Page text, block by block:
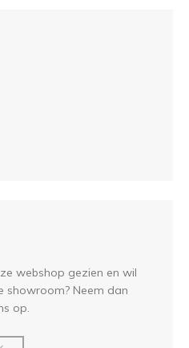
webshop gezien en wil
showroom? Neem dan
op.